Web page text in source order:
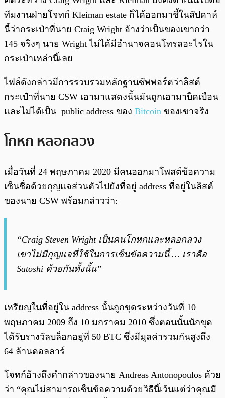
ทีมงานฝ่ายโจทก์ Kleiman estate ก็ได้ออกมาชี้ในสัปดาห์
นี้ว่ากระเป๋าที่นาย Craig Wright อ้างว่าเป็นของเขากว่า
145 จริงๆ นาย Wright ไม่ได้มีอำนาจคอนโทรลอะไรใน
กระเป๋าเหล่านี้เลย
ไฟล์ดังกล่าวมีการรวบรวมหลักฐานซัพพอร์ตว่าลิสต์
กระเป๋าที่นาย CSW เอามาแสดงนั้นมันถูกเอามาบิดเบือน
และไม่ได้เป็น public address ของ Bitcoin ของเขาจริง
โกหก หลอกลวง
เมื่อวันที่ 24 พฤษภาคม 2020 มีคนออกมาโพสต์ข้อความ
เซ็นชื่อด้วยกุญแจส่วนตัวไปยังที่อยู่ address ที่อยู่ในลิสต์
ของนาย CSW พร้อมกล่าวว่า:
“Craig Steven Wright เป็นคนโกหกและหลอกลวง
เขาไม่มีกุญแจที่ใช้ในการเซ็นข้อความนี้ … เราคือ
Satoshi ด้วยกันทั้งนั้น”
เหรียญในที่อยู่ใน address นั้นถูกขุดระหว่างวันที่ 10
พฤษภาคม 2009 ถึง 10 มกราคม 2010 ซึ่งตอนนั้นนักขุด
ได้รับรางวัลบล็อกอยู่ที่ 50 BTC ซึ่งมีมูลค่ารวมกันสูงถึง
64 ล้านดอลลาร์
โจทก์อ้างถึงคำกล่าวของนาย Andreas Antonopoulos ด้วย
ว่า “คุณไม่สามารถเซ็นข้อความด้วยวิธีนี้เว้นแต่ว่าคุณมี